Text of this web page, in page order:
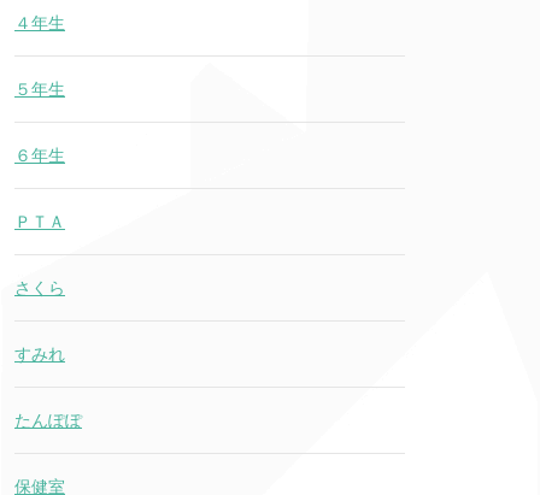
４年生
５年生
６年生
ＰＴＡ
さくら
すみれ
たんぽぽ
保健室